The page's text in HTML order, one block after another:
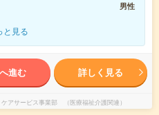
男性
と見る
進む 詳しく見る
アサービス事業部 （医療福祉介護関連）